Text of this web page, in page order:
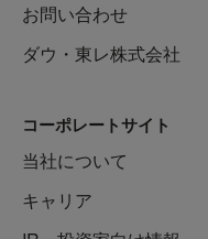
お問い合わせ
ダウ・東レ株式会社
コーポレートサイト
当社について
キャリア